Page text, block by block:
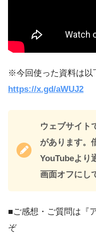
※今回使った資料は以
https://x.gd/aWUJ2
ウェブサイト
があります。
YouTubeより
画面オフにし
■ご感想・ご質問は『
ぞ